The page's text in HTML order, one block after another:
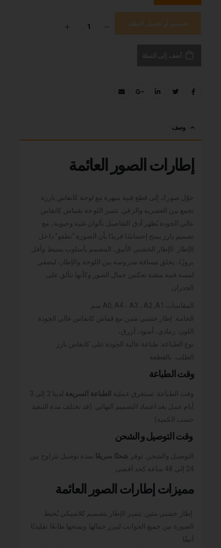
تصميم أو تحميل الملف
وصف
إطارات الصور العائمة
حوّل صورك إلى قطع فنية مبهرة مع لوحة كانفاس بارزة
تجمع بين العصرية والرقي. تتميز اللوحة بقماش كانفاس
عالي الجودة يُظهر أدق التفاصيل بألوان غنية وحيوية، مع
تصميم بارز يمنح إحساسًا فريدًا بأن الصورة “تطفو” داخل
الإطار. الإطار الخشبي الأنيق، المصمم بأسلوب بسيط وأقل
بروزًا، يخلق مسافة مدروسة بين اللوحة والإطار، ليضفي
لمسة فنية متقنة تعكس جمال الصور وكأنها تتألق على
الجدران
المقاسات:A0, A4 ، A3 ، A2 ,A1 سم
الخامة: إطار خشبي متين مع قماش كانفاس عالي الجودة
اللون: رمادي، أسود، أزرق،
نوع الطباعة: طباعة عالية الجودة على كانفاس بارز
الطلب: بالقطعة
وقت الطباعة
وقت الطباعة: تستغرق عملية الطباعة السريعة
لدينا 2 إلى 3
أيام عمل بعد اعتماد التصميم النهائي. (قد تختلف مدة التنفيذ
حسب الكمية)
وقت التوصيل و الشحن
التوصيل والشحن: نوفر شحنًا سريعًا بمدة توصيل تتراوح بين
24 إلى 48 ساعة كحد أقصى
مميزات إطارات الصور العائمة
إطار خشبي متين: يتميز الإطار بتصميم كلاسيكي يُحيط
الصورة من جميع الجوانب ليبرز جمالها ويمنحها طابعًا تقليديًا
أنيقًا